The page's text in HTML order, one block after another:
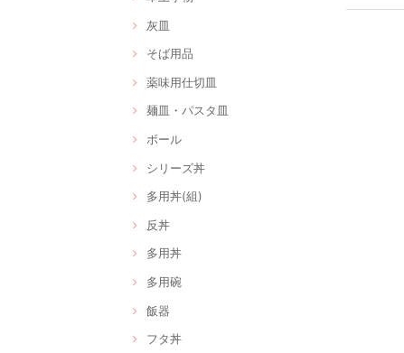
灰皿
そば用品
薬味用仕切皿
麺皿・パスタ皿
ボール
シリーズ丼
多用丼(組)
反丼
多用丼
多用碗
飯器
フタ丼